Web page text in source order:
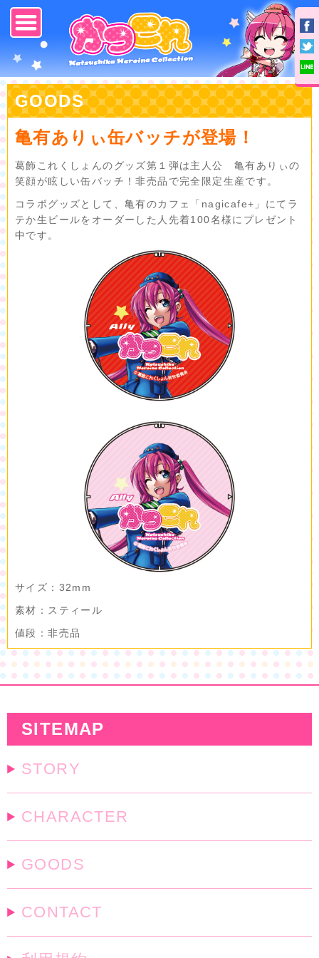
GOODS
亀有ありぃ缶バッチが登場！
葛飾これくしょんのグッズ第１弾は主人公 亀有ありぃの
笑顔が眩しい缶バッチ！非売品で完全限定生産です。
コラボグッズとして、亀有のカフェ「nagicafe+」にてラ
テか生ビールをオーダーした人先着100名様にプレゼント
中です。
サイズ：32mm
素材：スティール
値段：非売品
SITEMAP
STORY
CHARACTER
GOODS
CONTACT
TOP
STORY
CHARACTER
CONTACT